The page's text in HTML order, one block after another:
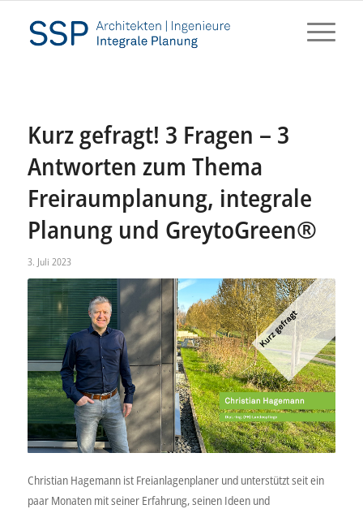
Kurz gefragt! 3 Fragen – 3
Antworten zum Thema
Freiraumplanung, integrale
Planung und GreytoGreen®
3. Juli 2023
Christian Hagemann ist Freianlagenplaner und unterstützt seit ein
paar Monaten mit seiner Erfahrung, seinen Ideen und